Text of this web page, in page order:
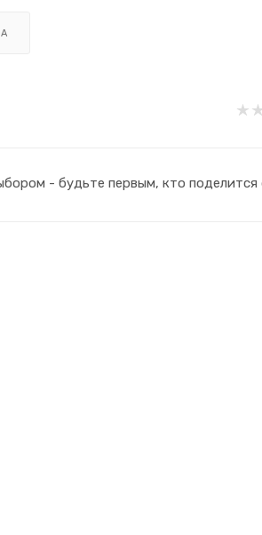
- будьте первым, кто